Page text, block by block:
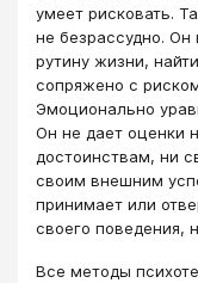
умеет рисковать.
не безрассудно. Он
рутину жизни,
сопряжено с
Эмоционально
Он не дает оценки
достоинствам, ни
своим внешним
принимает или
своего поведения,
Все методы